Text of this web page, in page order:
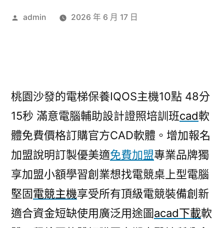
作
admin 2026 年 6 月 17 日
桃園沙發的電梯保養IQOS主機10點 48分
15秒 滿意電腦輔助設計證照培訓班cad軟
體免費價格訂購官方CAD軟體。增加報名
加盟說明訂製優美適免費加盟專業品牌獨
享加盟小額學習創業想找電競桌上型電腦
堅固電競主機享受所有頂級電競裝備創新
適合資金短缺使用廣泛用途圖acad下載軟